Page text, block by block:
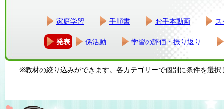
家庭学習 手順書 お手本動画
発表 係活動 学習の評価・振り返り
※教材の絞り込みができます。各カテゴリーで個別に条件を選択